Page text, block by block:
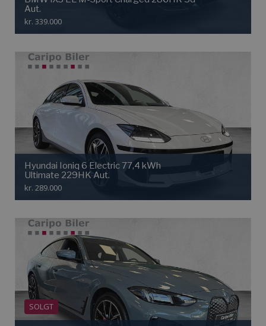
Aut.
kr. 339.000
Hyundai Ioniq 6 Electric 77,4 kWh
Ultimate 229HK Aut.
kr. 289.000
SOLGT